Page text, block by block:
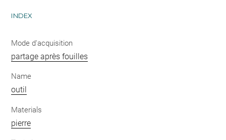
INDEX
Mode d'acquisition
partage après fouilles
Name
outil
Materials
pierre